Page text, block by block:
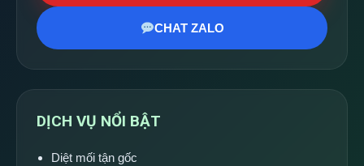
CHAT ZALO
DỊCH VỤ NỔI BẬT
Diệt mối tận gốc